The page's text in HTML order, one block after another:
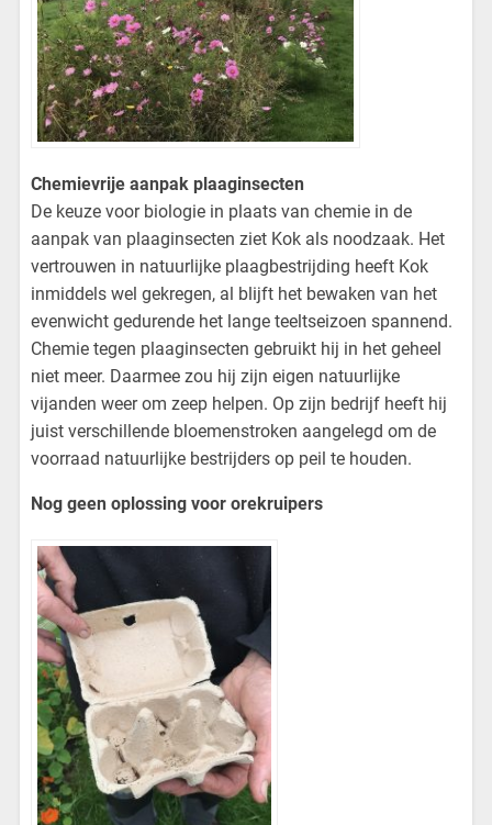
Chemievrije aanpak plaaginsecten
De keuze voor biologie in plaats van chemie in de
aanpak van plaaginsecten ziet Kok als noodzaak. Het
vertrouwen in natuurlijke plaagbestrijding heeft Kok
inmiddels wel gekregen, al blijft het bewaken van het
evenwicht gedurende het lange teeltseizoen spannend.
Chemie tegen plaaginsecten gebruikt hij in het geheel
niet meer. Daarmee zou hij zijn eigen natuurlijke
vijanden weer om zeep helpen. Op zijn bedrijf heeft hij
juist verschillende bloemenstroken aangelegd om de
voorraad natuurlijke bestrijders op peil te houden.
Nog geen oplossing voor orekruipers